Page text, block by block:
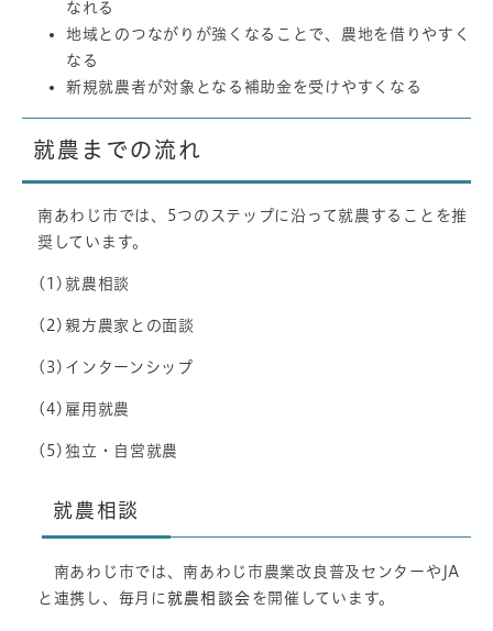
なれる
地域とのつながりが強くなることで、農地を借りやすく
なる
新規就農者が対象となる補助金を受けやすくなる
就農までの流れ
南あわじ市では、5つのステップに沿って就農することを推
奨しています。
(1)就農相談
(2)親方農家との面談
(3)インターンシップ
(4)雇用就農
(5)独立・自営就農
就農相談
南あわじ市では、南あわじ市農業改良普及センターやJA
と連携し、毎月に 就農相談会 を開催しています。